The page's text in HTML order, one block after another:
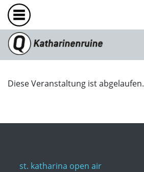
Diese Veranstaltung ist abgelaufen.
st. katharina open air